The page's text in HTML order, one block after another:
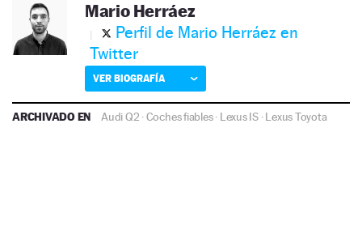
Mario Herráez
Perfil de Mario Herráez en
Twitter
VER BIOGRAFÍA
ARCHIVADO EN Audi Q2 ·Coches fiables· Lexus IS·LexusToyota